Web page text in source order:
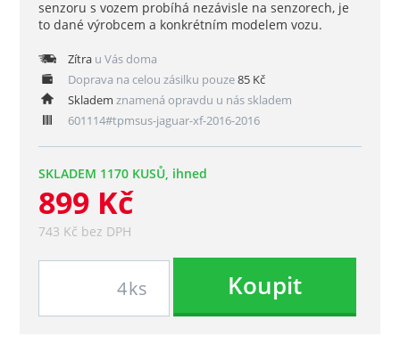
senzoru s vozem probíhá nezávisle na senzorech, je
to dané výrobcem a konkrétním modelem vozu.
Zítrau Vás doma
Doprava na celou zásilku pouze85 Kč
Skladem znamená opravdu u nás skladem
601114#tpmsus-jaguar-xf-2016-2016
SKLADEM 1170 KUSŮ, ihned
899 Kč
743 Kč bez DPH
ks Koupit